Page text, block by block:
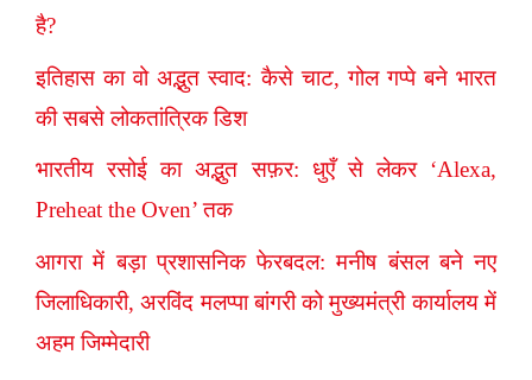
है?
इतिहास का वो अद्भुत स्वाद: कैसे चाट, गोल गप्पे बने भारत
की सबसे लोकतांत्रिक डिश
भारतीय रसोई का अद्भुत सफ़र: धुएँ से लेकर ‘Alexa,
Preheat the Oven’ तक
आगरा में बड़ा प्रशासनिक फेरबदल: मनीष बंसल बने नए
जिलाधिकारी, अरविंद मलप्पा बांगरी को मुख्यमंत्री कार्यालय में
अहम जिम्मेदारी